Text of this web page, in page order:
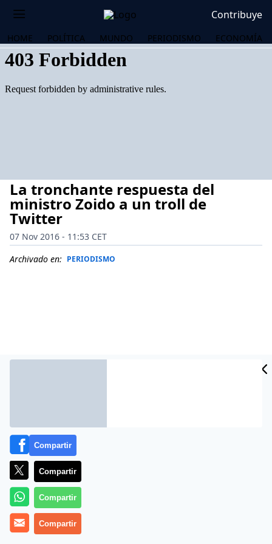
Contribuye
HOME POLÍTICA MUNDO PERIODISMO ECONOMÍA
La tronchante respuesta del
ministro Zoido a un troll de
Twitter
07 Nov 2016 - 11:53 CET
Archivado en: PERIODISMO
Compartir
Compartir
Compartir
Compartir